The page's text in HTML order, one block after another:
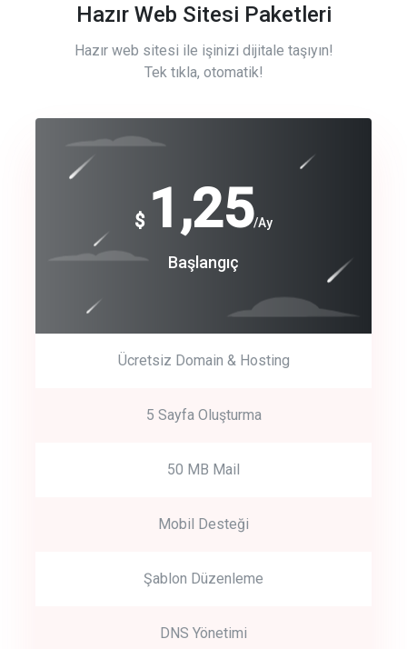
Hazır Web Sitesi Paketleri
Hazır web sitesi ile işinizi dijitale taşıyın!
Tek tıkla, otomatik!
$ 1,25/Ay
Başlangıç
Ücretsiz Domain & Hosting
5 Sayfa Oluşturma
50 MB Mail
Mobil Desteği
Şablon Düzenleme
DNS Yönetimi
Free
Basic